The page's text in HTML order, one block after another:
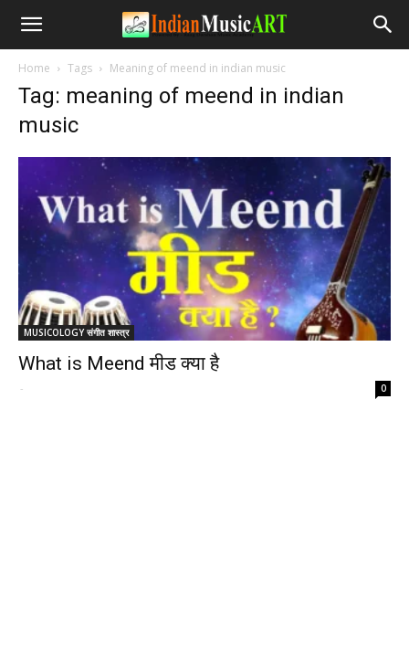
Home Tags Meaning of meend in indian music
Tag: meaning of meend in indian
music
MUSICOLOGY संगीत शास्त्र
What is Meend मीड क्या है
- 0